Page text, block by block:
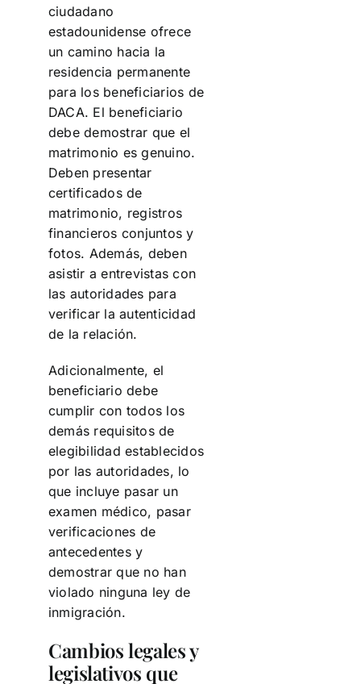
ciudadano
estadounidense ofrece
un camino hacia la
residencia permanente
para los beneficiarios de
DACA. El beneficiario
debe demostrar que el
matrimonio es genuino.
Deben presentar
certificados de
matrimonio, registros
financieros conjuntos y
fotos. Además, deben
asistir a entrevistas con
las autoridades para
verificar la autenticidad
de la relación.
Adicionalmente, el
beneficiario debe
cumplir con todos los
demás requisitos de
elegibilidad establecidos
por las autoridades, lo
que incluye pasar un
examen médico, pasar
verificaciones de
antecedentes y
demostrar que no han
violado ninguna ley de
inmigración.
Cambios legales y
legislativos que